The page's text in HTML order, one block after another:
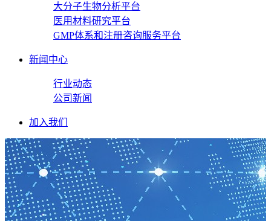
大分子生物分析平台
医用材料研究平台
GMP体系和注册咨询服务平台
新闻中心
行业动态
公司新闻
加入我们